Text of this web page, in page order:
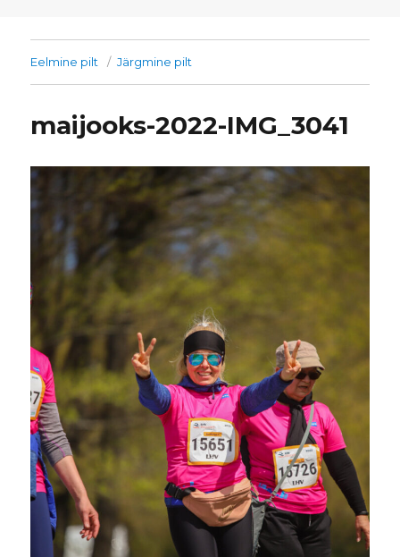
Eelmine pilt Järgmine pilt
maijooks-2022-IMG_3041